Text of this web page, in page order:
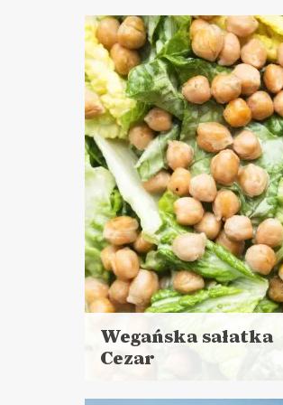
więcej
Czas przygotowania: 1 h 20
minut + 2 h 45 minut
namaczania i pieczenia
PRZYSTAWKI
BOŻE NARODZENIE ?
Wegańska sałatka
Cezar
więcej